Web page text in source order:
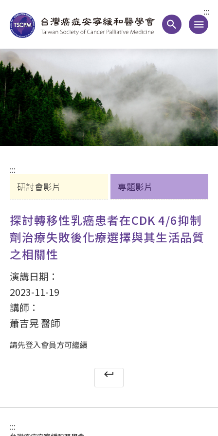
:::
search menu
:::
研討會影片 專題影片
探討轉移性乳癌患者在CDK 4/6抑制
劑治療失敗後化療選擇與其生活品質
之相關性
演講日期：
2023-11-19
講師：
蕭吉晃 醫師
請先登入會員方可繼續
keyboard_return
:::